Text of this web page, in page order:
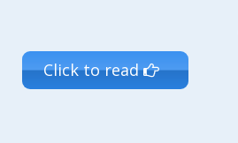
Click to read